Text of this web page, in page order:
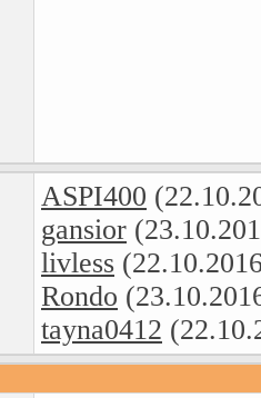
ASPI400
gansior
livless
Rondo
tayna0412